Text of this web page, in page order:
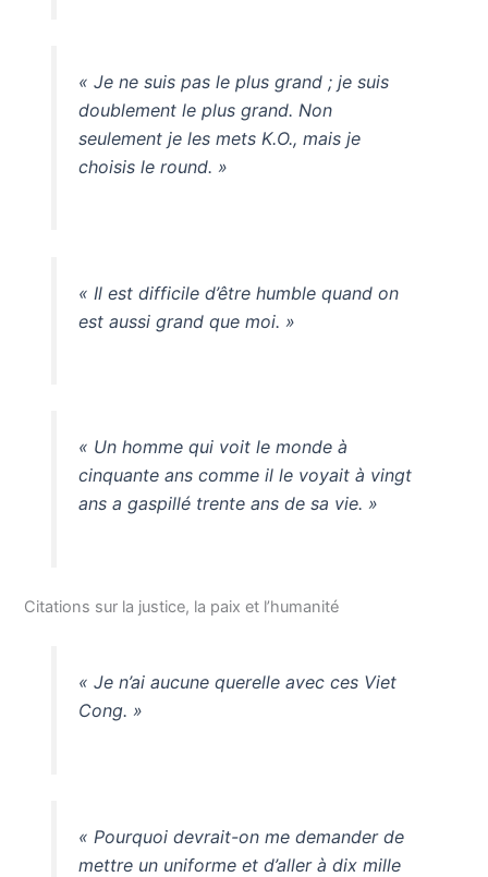
« Je ne suis pas le plus grand ; je suis
doublement le plus grand. Non
seulement je les mets K.O., mais je
choisis le round. »
« Il est difficile d’être humble quand on
est aussi grand que moi. »
« Un homme qui voit le monde à
cinquante ans comme il le voyait à vingt
ans a gaspillé trente ans de sa vie. »
Citations sur la justice, la paix et l’humanité
« Je n’ai aucune querelle avec ces Viet
Cong. »
« Pourquoi devrait-on me demander de
mettre un uniforme et d’aller à dix mille